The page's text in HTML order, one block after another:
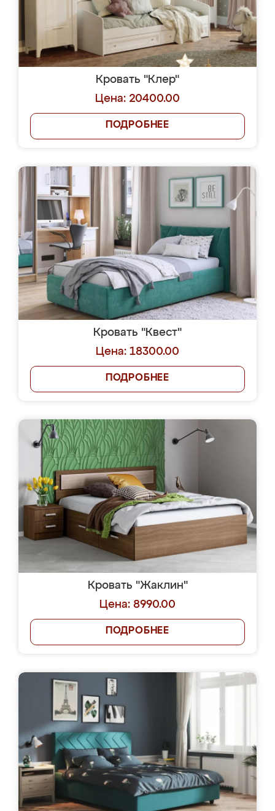
Кровать "Клер"
Цена: 20400.00
ПОДРОБНЕЕ
Кровать "Квест"
Цена: 18300.00
ПОДРОБНЕЕ
Кровать "Жаклин"
Цена: 8990.00
ПОДРОБНЕЕ